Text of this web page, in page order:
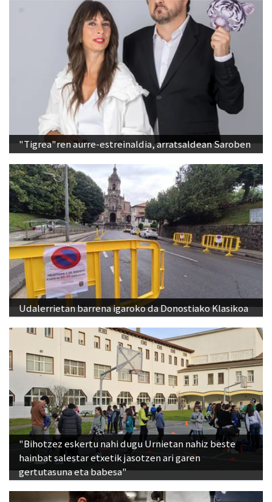
"Tigrea"ren aurre-estreinaldia, arratsaldean Saroben
Udalerrietan barrena igaroko da Donostiako Klasikoa
"Bihotzez eskertu nahi dugu Urnietan nahiz beste
hainbat salestar etxetik jasotzen ari garen
gertutasuna eta babesa"